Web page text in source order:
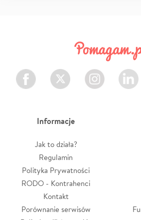
Facebook Twitter Instagram LinkedIn
Informacje
Jak to działa?
Regulamin
Polityka Prywatności
RODO - Kontrahenci
Kontakt
Porównanie serwisów